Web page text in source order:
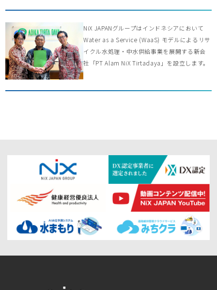
NiX JAPANグループはインドネシアにおいて
Water as a Service (WaaS) モデルによるリサ
イクル水処理・中水供給事業を展開する新会
社「PT Alam NiX Tirtadaya」を設立します。